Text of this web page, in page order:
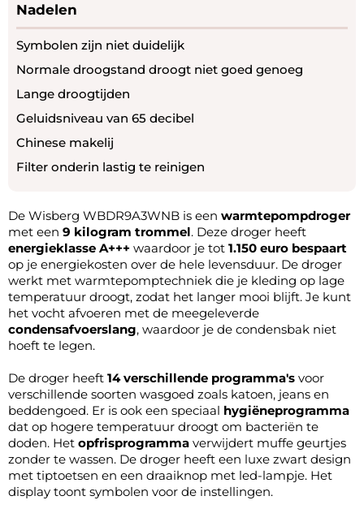
Nadelen
Symbolen zijn niet duidelijk
Normale droogstand droogt niet goed genoeg
Lange droogtijden
Geluidsniveau van 65 decibel
Chinese makelij
Filter onderin lastig te reinigen
De Wisberg WBDR9A3WNB is een warmtepompdroger
met een 9 kilogram trommel. Deze droger heeft
energieklasse A+++ waardoor je tot 1.150 euro bespaart
op je energiekosten over de hele levensduur. De droger
werkt met warmtepomptechniek die je kleding op lage
temperatuur droogt, zodat het langer mooi blijft. Je kunt
het vocht afvoeren met de meegeleverde
condensafvoerslang, waardoor je de condensbak niet
hoeft te legen.
De droger heeft 14 verschillende programma's voor
verschillende soorten wasgoed zoals katoen, jeans en
beddengoed. Er is ook een speciaal hygiëneprogramma
dat op hogere temperatuur droogt om bacteriën te
doden. Het opfrisprogramma verwijdert muffe geurtjes
zonder te wassen. De droger heeft een luxe zwart design
met tiptoetsen en een draaiknop met led-lampje. Het
display toont symbolen voor de instellingen.